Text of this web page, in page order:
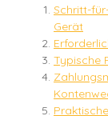
Schritt-
Gerät
Typische